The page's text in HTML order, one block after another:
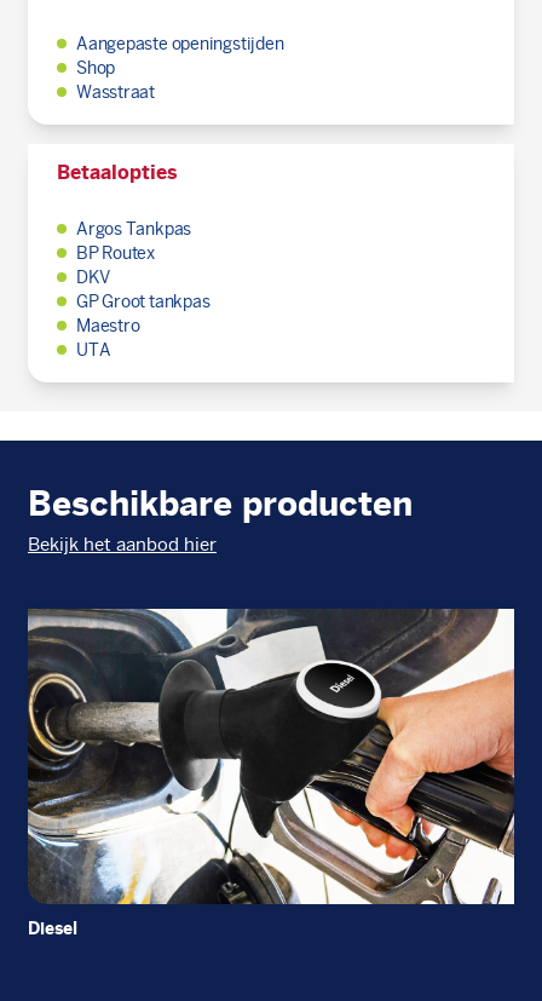
Aangepaste openingstijden
Shop
Wasstraat
Betaalopties
Argos Tankpas
BP Routex
DKV
GP Groot tankpas
Maestro
UTA
Beschikbare producten
Bekijk het aanbod hier
Diesel